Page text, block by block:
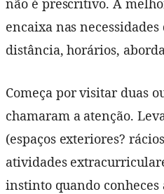
encaixa nas
distância, horários,
Começa por visitar duas
chamaram a atenção.
(espaços exteriores?
atividades
instinto quando conheces